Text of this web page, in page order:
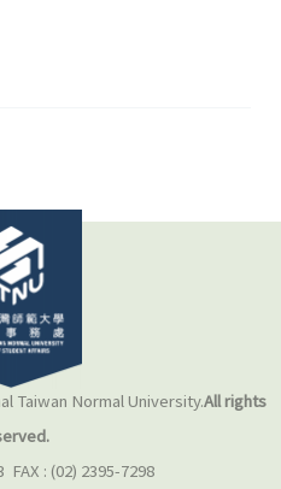
Taiwan Normal University.All rights
FAX : (02) 2395-7298